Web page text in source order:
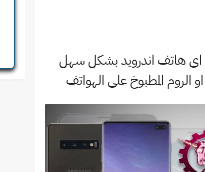
اى هاتف اندرويد بشكل سهل
الروم المطبوخ على الهواتف